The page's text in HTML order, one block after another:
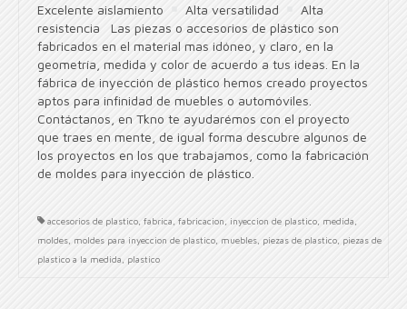
Excelente aislamiento
Alta versatilidad
Alta
resistencia Las piezas o accesorios de plástico son
fabricados en el material mas idóneo, y claro, en la
geometría, medida y color de acuerdo a tus ideas. En la
fábrica de inyección de plástico hemos creado proyectos
aptos para infinidad de muebles o automóviles.
Contáctanos, en Tkno te ayudarémos con el proyecto
que traes en mente, de igual forma descubre algunos de
los proyectos en los que trabajamos, como la fabricación
de moldes para inyección de plástico.
accesorios de plastico fabrica fabricacion inyeccion de plastico medida
moldes moldes para inyeccion de plastico muebles piezas de plastico piezas de
plastico a la medida
plastico